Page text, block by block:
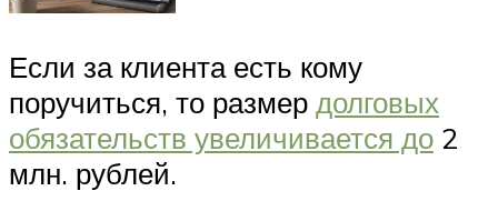
Если за клиента есть кому
поручиться, то размер долговых
обязательств увеличивается до 2
млн. рублей.